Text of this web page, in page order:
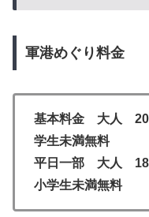
軍港めぐり料金
基本料金 大人
学生未満無料
平日一部 大人
小学生未満無料